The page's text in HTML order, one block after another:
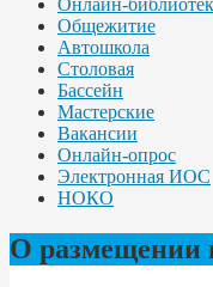
Общежитие
Автошкола
Столовая
Бассейн
Мастерские
Вакансии
Онлайн-опрос
Электронная ИОС
НОКО
О размещении